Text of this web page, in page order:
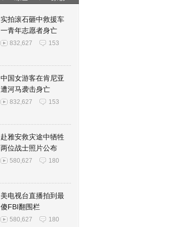
实拍滚石砸中救援车
一青年志愿者身亡
832,627 153
中国女游客在肯尼亚
遭河马袭击身亡
832,627 153
赴雅安救灾途中牺牲
两位战士照片公布
580,627 180
美电视台直播拍到最
傻FBI翻围栏
580,627 180